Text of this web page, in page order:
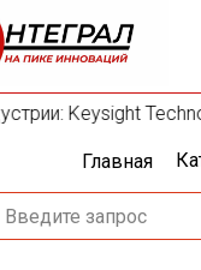
Keysight
Главная